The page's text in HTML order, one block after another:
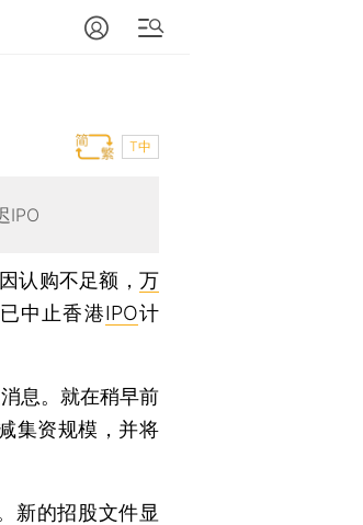
T中
IPO
因认购不足额，万
中止香港IPO计
息。就在稍早前
集资规模，并将
的招股文件显